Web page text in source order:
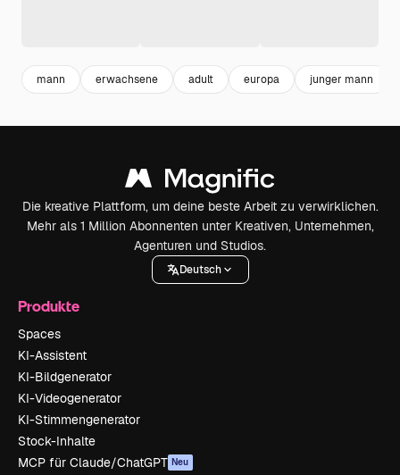
mann erwachsene adult europa junger mann
Die kreative Plattform, um deine beste Arbeit zu verwirklichen.
Mehr als 1 Million Abonnenten unter Kreativen, Unternehmen,
Agenturen und Studios.
Deutsch
Produkte
Spaces
KI-Assistent
KI-Bildgenerator
KI-Videogenerator
KI-Stimmengenerator
Stock-Inhalte
MCP für Claude/ChatGPT Neu